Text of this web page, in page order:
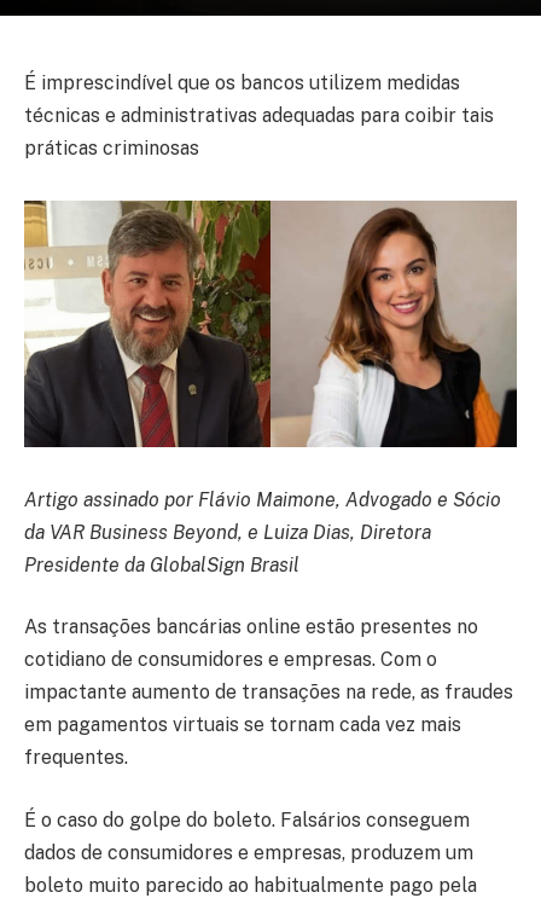
É imprescindível que os bancos utilizem medidas
técnicas e administrativas adequadas para coibir tais
práticas criminosas
Artigo assinado por Flávio Maimone, Advogado e Sócio
da VAR Business Beyond, e Luiza Dias, Diretora
Presidente da GlobalSign Brasil
As transações bancárias online estão presentes no
cotidiano de consumidores e empresas. Com o
impactante aumento de transações na rede, as fraudes
em pagamentos virtuais se tornam cada vez mais
frequentes.
É o caso do golpe do boleto. Falsários conseguem
dados de consumidores e empresas, produzem um
boleto muito parecido ao habitualmente pago pela